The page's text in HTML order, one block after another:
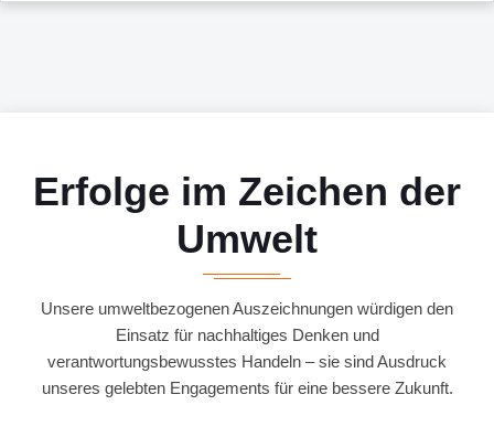
Erfolge im Zeichen der
Umwelt
Unsere umweltbezogenen Auszeichnungen würdigen den
Einsatz für nachhaltiges Denken und
verantwortungsbewusstes Handeln – sie sind Ausdruck
unseres gelebten Engagements für eine bessere Zukunft.